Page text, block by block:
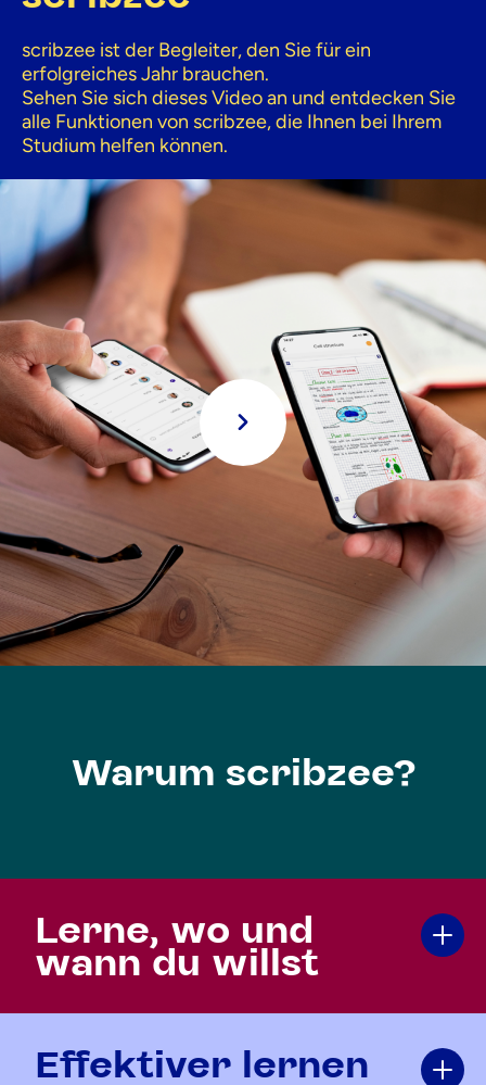
scribzee ist der Begleiter, den Sie für ein
erfolgreiches Jahr brauchen.
Sehen Sie sich dieses Video an und entdecken Sie
alle Funktionen von scribzee, die Ihnen bei Ihrem
Studium helfen können.
spielen
Warum scribzee?
Lerne, wo und
wann du willst
Effektiver lernen